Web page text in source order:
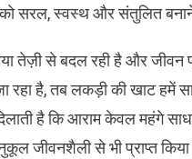
सरल, स्वस्थ और संतुलित बनाने
तेज़ी से बदल रही है और
रहा है, तब लकड़ी की खाट हमें
है कि आराम केवल महंगे
जीवनशैली से भी प्राप्त